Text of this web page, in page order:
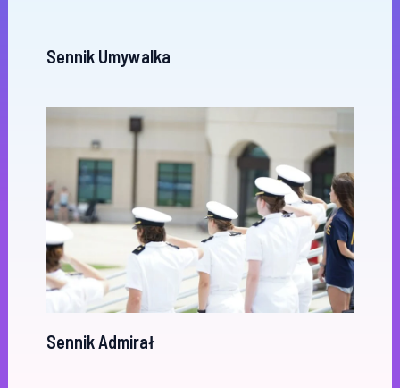
Sennik Umywalka
Sennik Admirał